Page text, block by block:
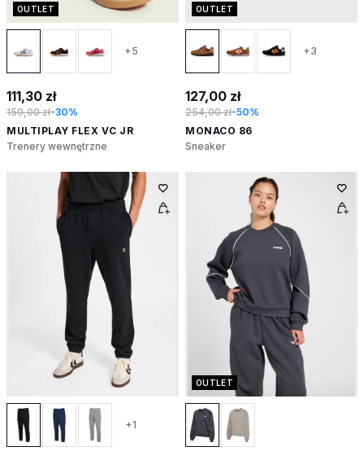
OUTLET
+5
111,30 zł
159,00 zł-30%
MULTIPLAY FLEX VC JR
Trenery wewnętrzne
OUTLET
+3
127,00 zł
254,00 zł-50%
MONACO 86
Sneaker
+1
OUTLET